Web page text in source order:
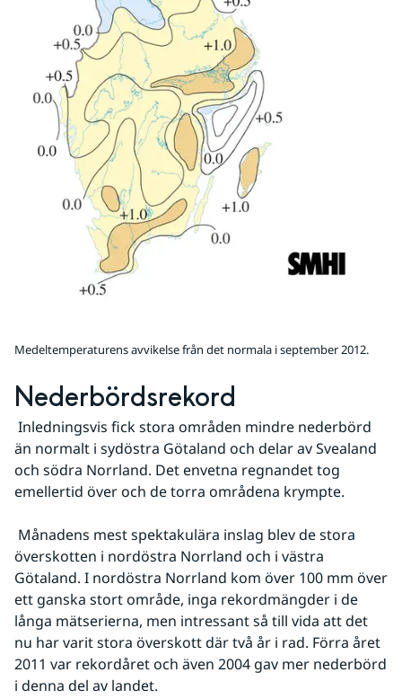
Medeltemperaturens avvikelse från det normala i september 2012.
Nederbördsrekord
Inledningsvis fick stora områden mindre nederbörd
än normalt i sydöstra Götaland och delar av Svealand
och södra Norrland. Det envetna regnandet tog
emellertid över och de torra områdena krympte.
överskotten i nordöstra Norrland och i västra
Götaland. I nordöstra Norrland kom över 100 mm över
ett ganska stort område, inga rekordmängder i de
långa mätserierna, men intressant så till vida att det
nu har varit stora överskott där två år i rad. Förra året
2011 var rekordåret och även 2004 gav mer nederbörd
i denna del av landet.